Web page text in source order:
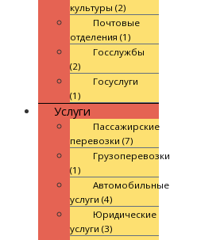
культуры (2)
Почтовые
отделения (1)
Госслужбы
(2)
Госуслуги
(1)
Услуги
Пассажирские
перевозки (7)
Грузоперевозки
(1)
Автомобильные
услуги (4)
Юридические
услуги (3)